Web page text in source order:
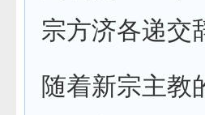
宗方济各递交
随着新宗主教